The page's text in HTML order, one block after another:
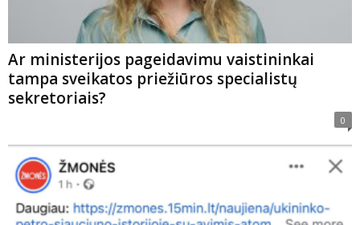
Ar ministerijos pageidavimu vaistininkai
tampa sveikatos priežiūros specialistų
sekretoriais?
0